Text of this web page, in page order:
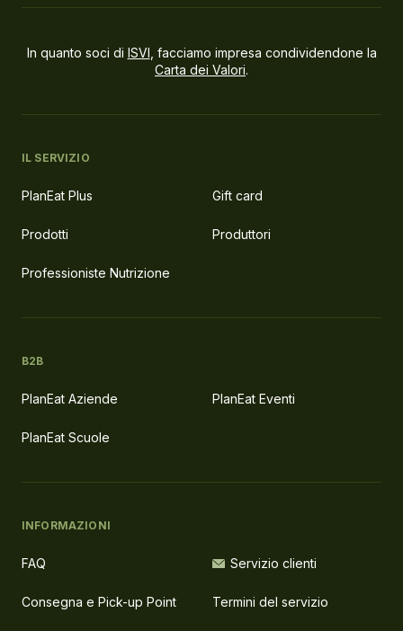
In quanto soci di ISVI , facciamo impresa condividendone la
Carta dei Valori.
IL SERVIZIO
PlanEat Plus Gift card
Prodotti Produttori
Professioniste Nutrizione
B2B
PlanEat Aziende PlanEat Eventi
PlanEat Scuole
INFORMAZIONI
FAQ Servizio clienti
Consegna e Pick-up Point Termini del servizio